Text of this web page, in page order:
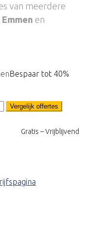
van meerdere
Emmen en
Bespaar tot 40%
Vergelijk offertes
Gratis – Vrijblijvend